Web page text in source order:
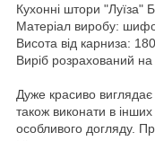
Кухонні штори "Луїза"
Матеріал виробу:
Висота від карниза:
Виріб розрахований
Дуже красиво виглядає
також виконати в
особливого догляду.